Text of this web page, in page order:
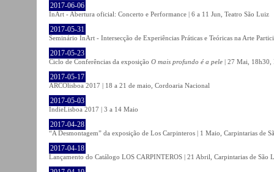
2017-06-06
InArt - Abertura oficial: Concerto e Performance | 6 a 11 Jun, Teatro São Luiz
2017-05-31
Seminário InArt - Intersecção de Experiências Práticas e Teóricas na Arte
2017-05-23
Ciclo de Conferências da exposição O mais profundo é a pele | 27 Mai, 18h30,
2017-05-17
ARCOlisboa 2017 | 18 a 21 de maio, Cordoaria Nacional
2017-05-03
IndieLisboa 2017 | 3 a 14 Maio
2017-04-28
“A Desmontagem” da exposição de Los Carpinteros | 1 Maio, Carpintarias de
2017-04-18
Lançamento do Catálogo LOS CARPINTEROS | 21 Abril, Carpintarias de São